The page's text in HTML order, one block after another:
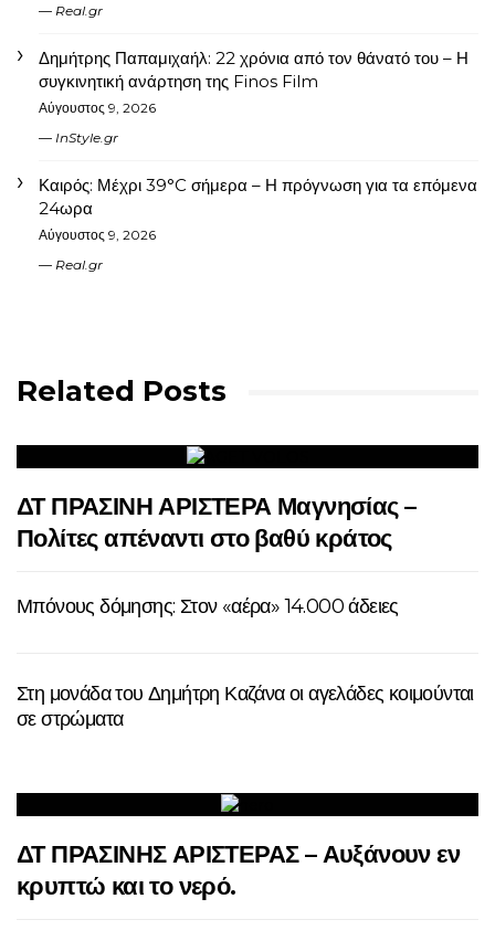
Real.gr
Δημήτρης Παπαμιχαήλ: 22 χρόνια από τον θάνατό του – Η
συγκινητική ανάρτηση της Finos Film
Αύγουστος 9, 2026
InStyle.gr
Καιρός: Μέχρι 39°C σήμερα – Η πρόγνωση για τα επόμενα
24ωρα
Αύγουστος 9, 2026
Real.gr
Related Posts
ΔΤ ΠΡΑΣΙΝΗ ΑΡΙΣΤΕΡΑ Μαγνησίας –
Πολίτες απέναντι στο βαθύ κράτος
Μπόνους δόμησης: Στον «αέρα» 14.000 άδειες
Στη μονάδα του Δημήτρη Καζάνα οι αγελάδες κοιμούνται
σε στρώματα
ΔΤ ΠΡΑΣΙΝΗΣ ΑΡΙΣΤΕΡΑΣ – Αυξάνουν εν
κρυπτώ και το νερό.